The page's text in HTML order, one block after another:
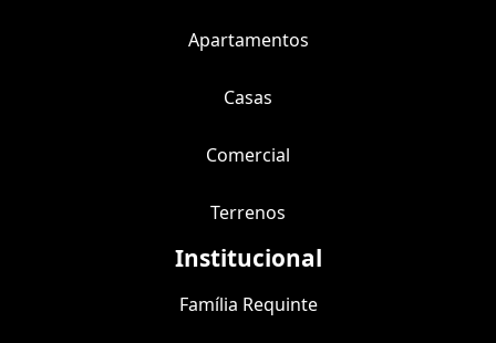
Apartamentos
Casas
Comercial
Terrenos
Institucional
Família Requinte